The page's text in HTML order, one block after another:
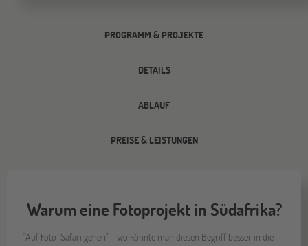
PROGRAMM & PROJEKTE
DETAILS
ABLAUF
PREISE & LEISTUNGEN
Warum eine Fotoprojekt in Südafrika?
"Auf Foto-Safari gehen" - wo könnte man diesen Begriff besser in die